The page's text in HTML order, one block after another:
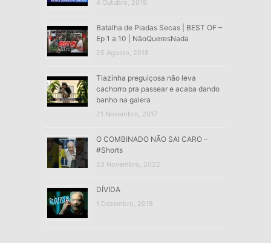
4 Outubro, 2019
Batalha de Piadas Secas | BEST OF –
Ep 1 a 10 | NãoQueresNada
25 Agosto, 2018
Tiazinha preguiçosa não leva
cachorro pra passear e acaba dando
banho na galera
21 Novembro, 2017
O COMBINADO NÃO SAI CARO –
#Shorts
23 Novembro, 2022
DÍVIDA
1 Dezembro, 2018